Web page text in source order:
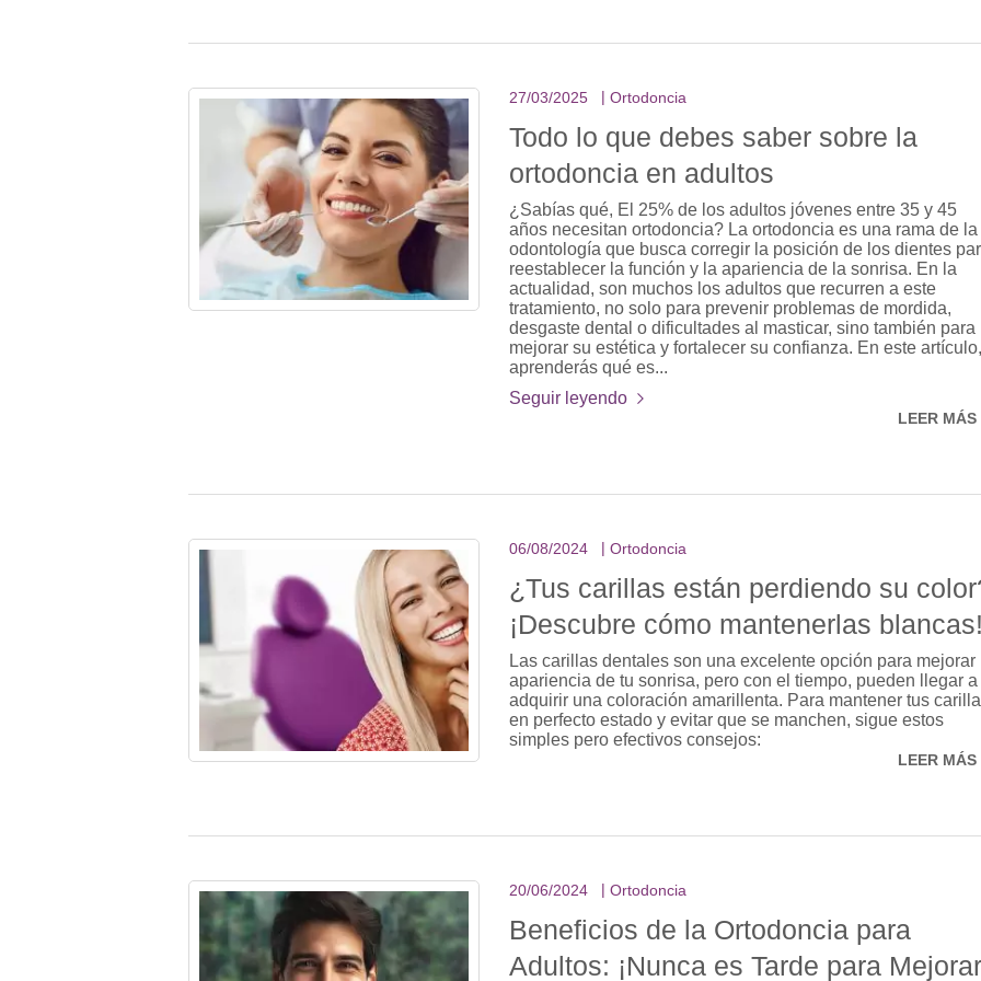
27/03/2025 Ortodoncia
Todo lo que debes saber sobre la
ortodoncia en adultos
¿Sabías qué, El 25% de los adultos jóvenes entre 35 y 45
años necesitan ortodoncia? La ortodoncia es una rama de la
odontología que busca corregir la posición de los dientes
reestablecer la función y la apariencia de la sonrisa. En la
actualidad, son muchos los adultos que recurren a este
tratamiento, no solo para prevenir problemas de mordida,
desgaste dental o dificultades al masticar, sino también para
mejorar su estética y fortalecer su confianza. En este artículo,
aprenderás qué es...
Seguir leyendo
LEER MÁS
06/08/2024 Ortodoncia
¿Tus carillas están perdiendo su
¡Descubre cómo mantenerlas
Las carillas dentales son una excelente opción para mejorar
apariencia de tu sonrisa, pero con el tiempo, pueden llegar a
adquirir una coloración amarillenta. Para mantener tus
en perfecto estado y evitar que se manchen, sigue estos
simples pero efectivos consejos:
LEER MÁS
20/06/2024 Ortodoncia
Beneficios de la Ortodoncia para
Adultos: ¡Nunca es Tarde para Mejorar